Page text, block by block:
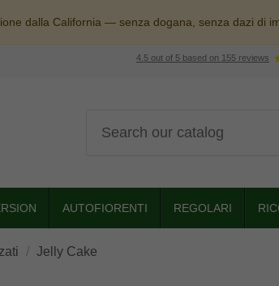
dalla California — senza dogana, senza dazi di
4.5 out of 5 based on 155 reviews
AUTOFIORENTI REGOLARI
Jelly Cake